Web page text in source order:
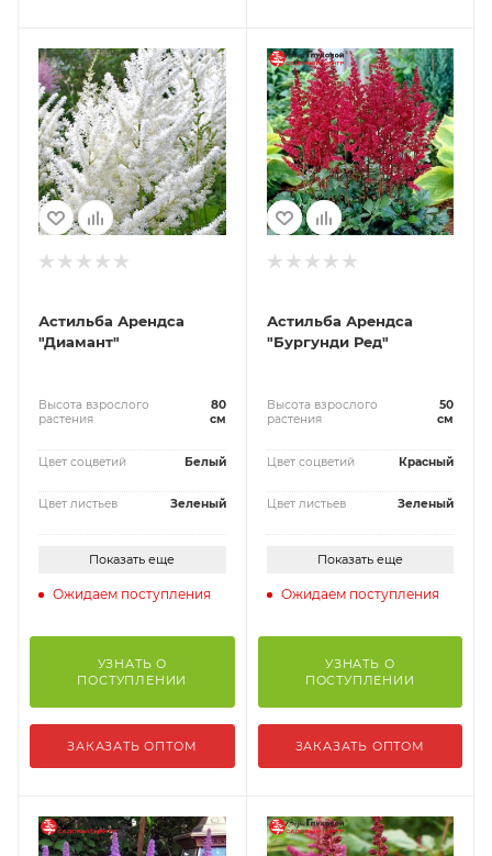
Астильба Арендса
"Диамант"
Высота взрослого
растения
80
см
Цвет соцветий Белый
Цвет листьев Зеленый
Показать еще
Ожидаем поступления
УЗНАТЬ О
ПОСТУПЛЕНИИ
ЗАКАЗАТЬ ОПТОМ
Астильба Арендса
"Бургунди Ред"
Высота взрослого
растения
50
см
Цвет соцветий Красный
Цвет листьев Зеленый
Показать еще
Ожидаем поступления
УЗНАТЬ О
ПОСТУПЛЕНИИ
ЗАКАЗАТЬ ОПТОМ